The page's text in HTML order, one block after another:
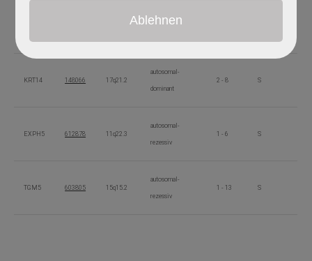
12q13.13
autosomal-
KRT14 148066 17q21.2
autosomal-
dominant
2 - 8 S
EXPH5 612878 11q22.3
autosomal-
rezessiv
1 - 6 S
TGM5 603805 15q15.2
autosomal-
rezessiv
1 - 13 S